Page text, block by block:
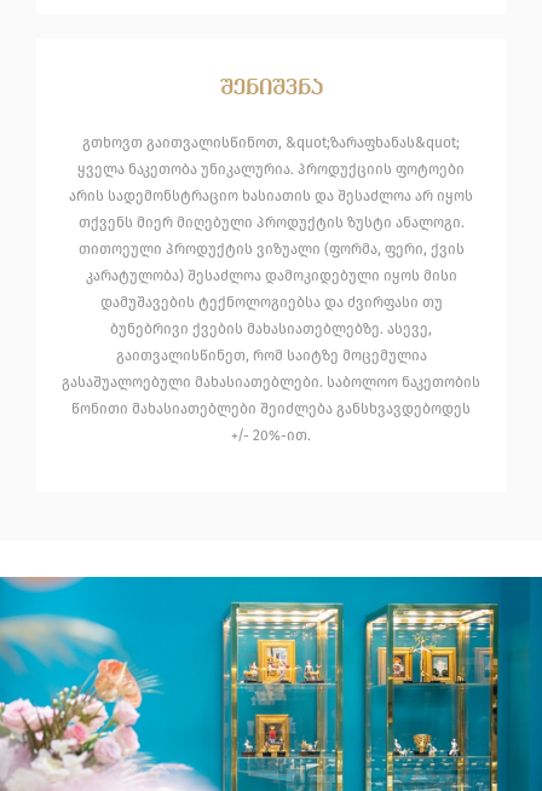
შენიშვნა
გთხოვთ გაითვალისწინოთ, &quot;ზარაფხანას&quot;
ყველა ნაკეთობა უნიკალურია. პროდუქციის ფოტოები
არის სადემონსტრაციო ხასიათის და შესაძლოა არ იყოს
თქვენს მიერ მიღებული პროდუქტის ზუსტი ანალოგი.
თითოეული პროდუქტის ვიზუალი (ფორმა, ფერი, ქვის
კარატულობა) შესაძლოა დამოკიდებული იყოს მისი
დამუშავების ტექნოლოგიებსა და ძვირფასი თუ
ბუნებრივი ქვების მახასიათებლებზე. ასევე,
გაითვალისწინეთ, რომ საიტზე მოცემულია
გასაშუალოებული მახასიათებლები. საბოლოო ნაკეთობის
წონითი მახასიათებლები შეიძლება განსხვავდებოდეს
+/- 20%-ით.